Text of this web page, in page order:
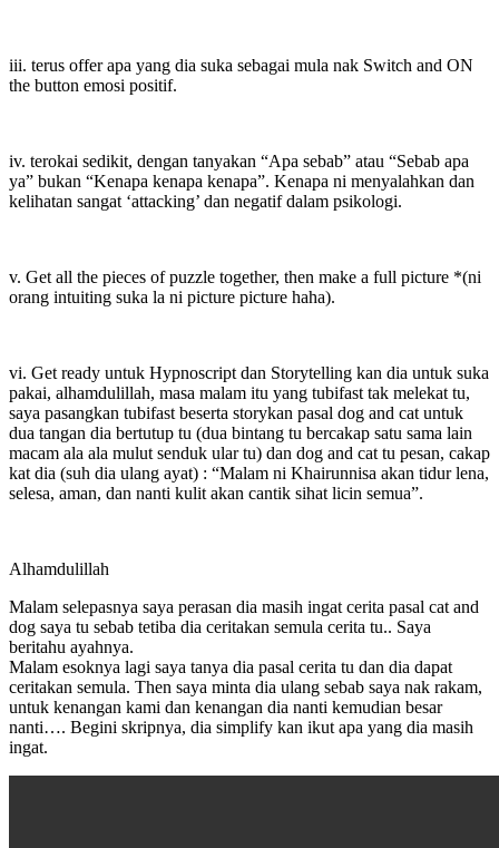
iii. terus offer apa yang dia suka sebagai mula nak Switch and ON
the button emosi positif.
iv. terokai sedikit, dengan tanyakan “Apa sebab” atau “Sebab apa
ya” bukan “Kenapa kenapa kenapa”. Kenapa ni menyalahkan dan
kelihatan sangat ‘attacking’ dan negatif dalam psikologi.
v. Get all the pieces of puzzle together, then make a full picture *(ni
orang intuiting suka la ni picture picture haha).
vi. Get ready untuk Hypnoscript dan Storytelling kan dia untuk suka
pakai, alhamdulillah, masa malam itu yang tubifast tak melekat tu,
saya pasangkan tubifast beserta storykan pasal dog and cat untuk
dua tangan dia bertutup tu (dua bintang tu bercakap satu sama lain
macam ala ala mulut senduk ular tu) dan dog and cat tu pesan, cakap
kat dia (suh dia ulang ayat) : “Malam ni Khairunnisa akan tidur lena,
selesa, aman, dan nanti kulit akan cantik sihat licin semua”.
Alhamdulillah
Malam selepasnya saya perasan dia masih ingat cerita pasal cat and
dog saya tu sebab tetiba dia ceritakan semula cerita tu.. Saya
beritahu ayahnya.
Malam esoknya lagi saya tanya dia pasal cerita tu dan dia dapat
ceritakan semula. Then saya minta dia ulang sebab saya nak rakam,
untuk kenangan kami dan kenangan dia nanti kemudian besar
nanti…. Begini skripnya, dia simplify kan ikut apa yang dia masih
ingat.